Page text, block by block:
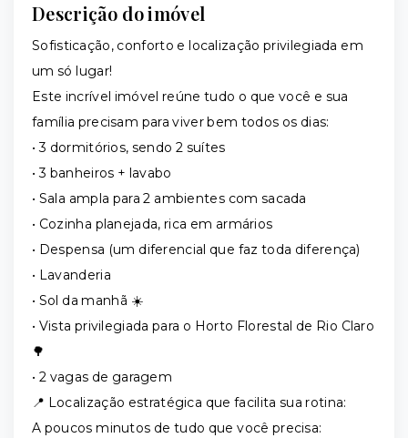
Descrição do imóvel
Sofisticação, conforto e localização privilegiada em
um só lugar!
Este incrível imóvel reúne tudo o que você e sua
família precisam para viver bem todos os dias:
• 3 dormitórios, sendo 2 suítes
• 3 banheiros + lavabo
• Sala ampla para 2 ambientes com sacada
• Cozinha planejada, rica em armários
• Despensa (um diferencial que faz toda diferença)
• Lavanderia
• Sol da manhã ☀️
• Vista privilegiada para o Horto Florestal de Rio Claro
🌳
• 2 vagas de garagem
📍 Localização estratégica que facilita sua rotina:
A poucos minutos de tudo que você precisa: